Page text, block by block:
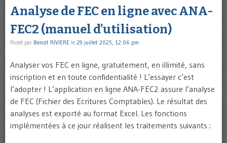
Analyse de FEC en ligne avec ANA-
FEC2 (manuel d’utilisation)
Posté par Benoît RIVIERE le 29 juillet 2025, 12:06 pm
Analyser vos FEC en ligne, gratuitement, en illimité, sans
inscription et en toute confidentialité ! L’essayer c’est
l’adopter ! L’application en ligne ANA-FEC2 assure l’analyse
de FEC (Fichier des Ecritures Comptables). Le résultat des
analyses est exporté au format Excel. Les fonctions
implémentées à ce jour réalisent les traitements suivants :